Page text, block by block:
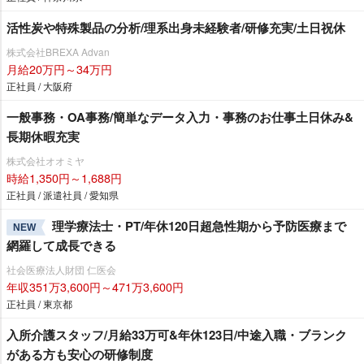
活性炭や特殊製品の分析/理系出身未経験者/研修充実/土日祝休
株式会社BREXA Advan
月給20万円～34万円
正社員 / 大阪府
一般事務・OA事務/簡単なデータ入力・事務のお仕事土日休み&
長期休暇充実
株式会社オオミヤ
時給1,350円～1,688円
正社員 / 派遣社員 / 愛知県
NEW
理学療法士・PT/年休120日超急性期から予防医療まで
網羅して成長できる
社会医療法人財団 仁医会
年収351万3,600円～471万3,600円
正社員 / 東京都
入所介護スタッフ/月給33万可&年休123日/中途入職・ブランク
がある方も安心の研修制度